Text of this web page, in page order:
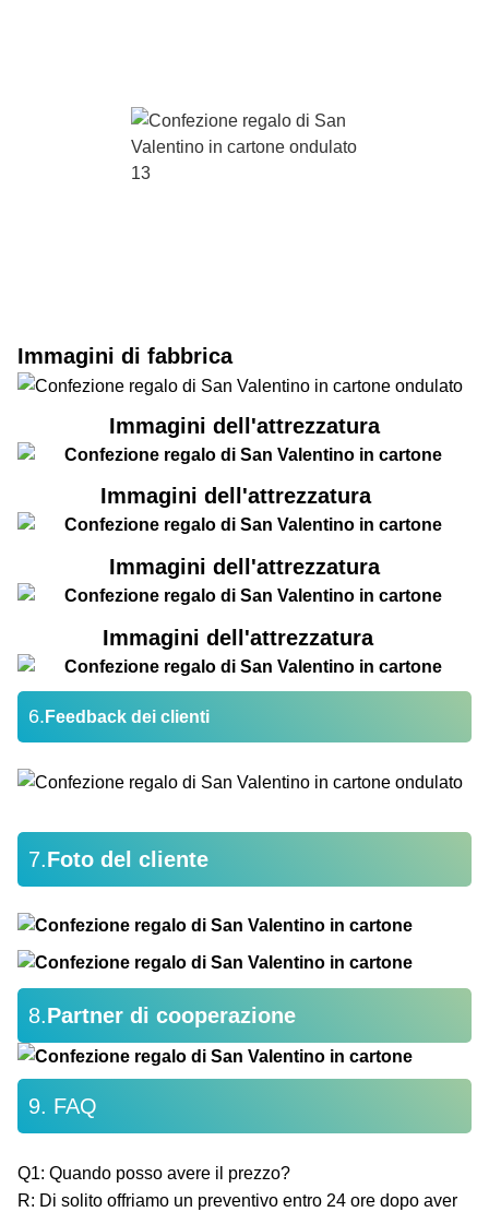
Immagini di fabbrica
Immagini dell'attrezzatura
Immagini dell'attrezzatura
Immagini dell'attrezzatura
Immagini dell'attrezzatura
6. Feedback dei clienti
7.Foto del cliente
8.Partner di cooperazione
9. FAQ
Q1: Quando posso avere il prezzo?
R: Di solito offriamo un preventivo entro 24 ore dopo aver